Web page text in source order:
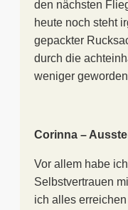
den nächsten
heute noch steht
gepackter
durch die
weniger
Corinna –
Vor allem habe
Selbstvertrauen
ich alles